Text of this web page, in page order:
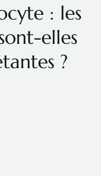
: les
elles
?